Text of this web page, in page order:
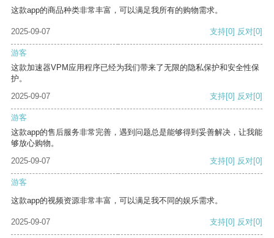
这款app的商品种类非常丰富，可以满足我所有的购物需求。
2025-09-07 支持[0] 反对[0]
游客
这款加速器VPM应用程序已经为我们带来了无限的隐私保护和安全性保
护。
2025-09-07
支持[0] 反对[0]
游客
这款app的售后服务非常完善，遇到问题总是能够得到妥善解决，让我能
够放心购物。
2025-09-07
支持[0] 反对[0]
游客
这款app的视频资源非常丰富，可以满足我不同的娱乐需求。
2025-09-07 支持[0] 反对[0]